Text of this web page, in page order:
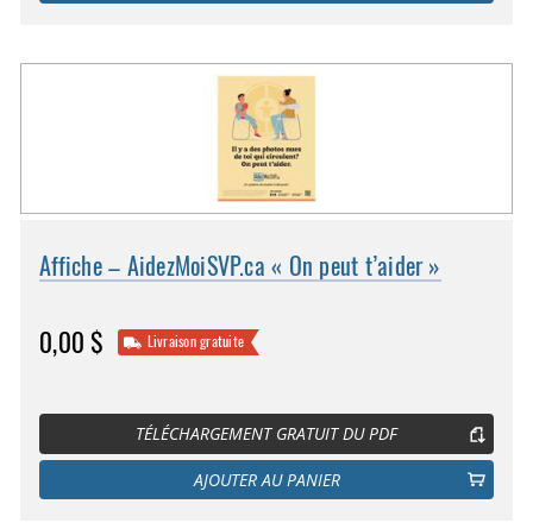
Affiche – AidezMoiSVP.ca « On peut t’aider »
0,00 $ Livraison gratuite
TÉLÉCHARGEMENT GRATUIT DU PDF
AJOUTER AU PANIER